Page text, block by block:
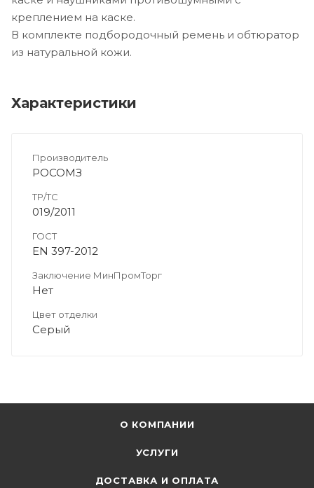
креплением на каске.
В комплекте подбородочный ремень и обтюратор
из натуральной кожи.
Характеристики
Производитель
РОСОМЗ
ТР/ТС
019/2011
ГОСТ
EN 397-2012
Заключение МинПромТорг
Нет
Цвет отделки
Серый
О КОМПАНИИ
УСЛУГИ
ДОСТАВКА И ОПЛАТА